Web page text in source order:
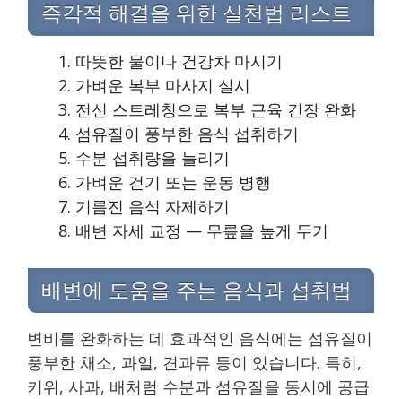
즉각적 해결을 위한 실천법 리스트
따뜻한 물이나 건강차 마시기
가벼운 복부 마사지 실시
전신 스트레칭으로 복부 근육 긴장 완화
섬유질이 풍부한 음식 섭취하기
수분 섭취량을 늘리기
가벼운 걷기 또는 운동 병행
기름진 음식 자제하기
배변 자세 교정 — 무릎을 높게 두기
배변에 도움을 주는 음식과 섭취법
변비를 완화하는 데 효과적인 음식에는 섬유질이
풍부한 채소, 과일, 견과류 등이 있습니다. 특히,
키위, 사과, 배처럼 수분과 섬유질을 동시에 공급